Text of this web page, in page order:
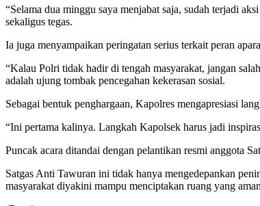
“Selama dua minggu saya menjabat saja, sudah terjadi
sekaligus tegas.
Ia juga menyampaikan peringatan serius terkait peran
“Kalau Polri tidak hadir di tengah masyarakat, jangan
adalah ujung tombak pencegahan kekerasan sosial.
Sebagai bentuk penghargaan, Kapolres mengapresiasi
“Ini pertama kalinya. Langkah Kapolsek harus jadi
Puncak acara ditandai dengan pelantikan resmi anggota
Satgas Anti Tawuran ini tidak hanya mengedepankan
masyarakat diyakini mampu menciptakan ruang yang